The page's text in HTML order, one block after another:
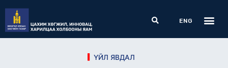
content
Search
ENG
ҮЙЛ ЯВДАЛ